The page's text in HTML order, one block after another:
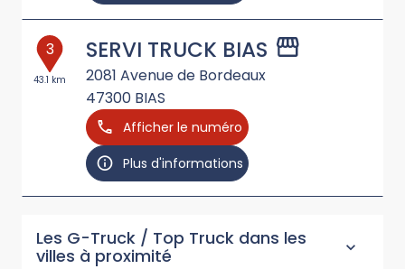
3
43.1 km
SERVI TRUCK BIAS
2081 Avenue de Bordeaux
47300 BIAS
Afficher le numéro
Plus d'informations
Les G-Truck / Top Truck dans les
villes à proximité